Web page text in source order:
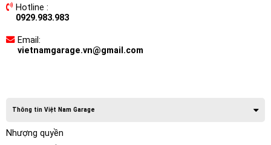
Hotline :
0929.983.983
Email:
vietnamgarage.vn@gmail.com
Thông tin Việt Nam Garage
Nhượng quyền